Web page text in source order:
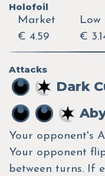
Holofoil
Market
€ 4.59
Low
€
Attacks
Dark
Your opponent's
Your opponent
between turns. If